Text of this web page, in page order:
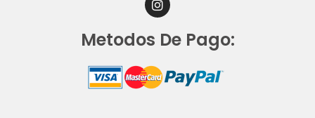
I
N
S
G
R
Metodos De Pago: